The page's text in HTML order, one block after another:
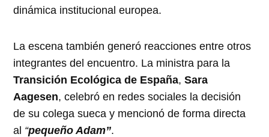
dinámica institucional europea.
La escena también generó reacciones entre otros
integrantes del encuentro. La ministra para la
Transición Ecológica de España,Sara
Aagesen, celebró en redes sociales la decisión
de su colega sueca y mencionó de forma directa
al “pequeño Adam”.